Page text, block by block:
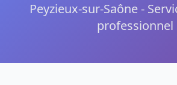
Peyzieux-sur-Saône -
professionnel